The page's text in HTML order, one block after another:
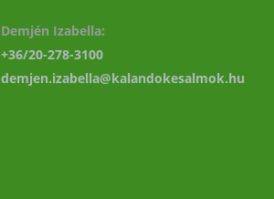
Demjén Izabella:
+36/20-278-3100
demjen.izabella@kalandokesalmok.hu